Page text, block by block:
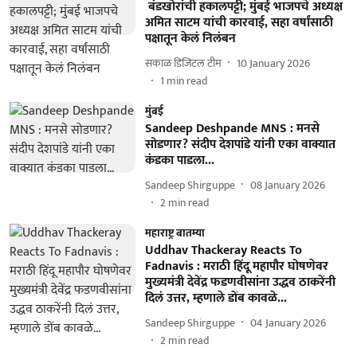
बंडखोरांची हकालपट्टी; मुंबई भाजपचे अध्यक्ष
अमित साटम यांची कारवाई, सहा वर्षांसाठी
पक्षातून केलं निलंबन
सकाळ डिजिटल टीम
10 January 2026
1 min read
मुंबई
Sandeep Deshpande MNS : मनसे
सोडणार? संदीप देशपांडे यांनी एका वाक्यात
कंडका पाडला...
Sandeep Shirguppe
08 January 2026
2min read
महाराष्ट्र बातम्या
Uddhav Thackeray Reacts To
Fadnavis : मराठी हिंदू महापौर घोषणेवर
मुख्यमंत्री देवेंद्र फडणवीसांना उद्धव ठाकरेंनी
दिलं उत्तर, म्हणाले डोंब कावळे...
Sandeep Shirguppe
04 January 2026
2min read